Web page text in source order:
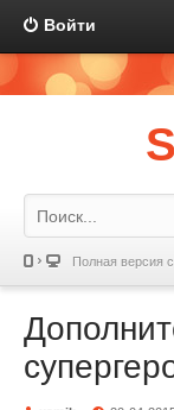
Войти
Полная версия